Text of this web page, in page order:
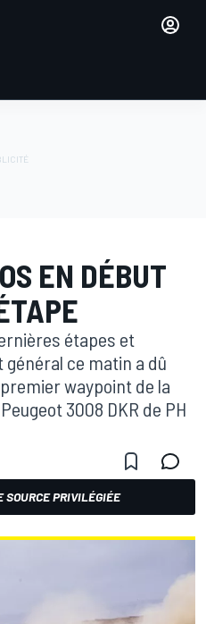
EN DÉBUT
étapes et
ce matin a dû
waypoint de la
3008 DKR de PH
SOURCE PRIVILÉGIÉE